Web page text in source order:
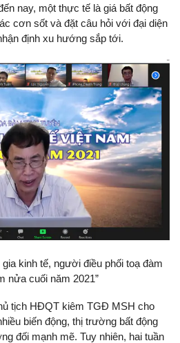
nay, một thực tế là giá bất động
cơn sốt và đặt câu hỏi với đại diện
định xu hướng sắp tới.
kinh tế, người điều phối toạ đàm
nửa cuối năm 2021”
tịch HĐQT kiêm TGĐ MSH cho
biến động, thị trường bất động
đối mạnh mẽ. Tuy nhiên, hai tuần